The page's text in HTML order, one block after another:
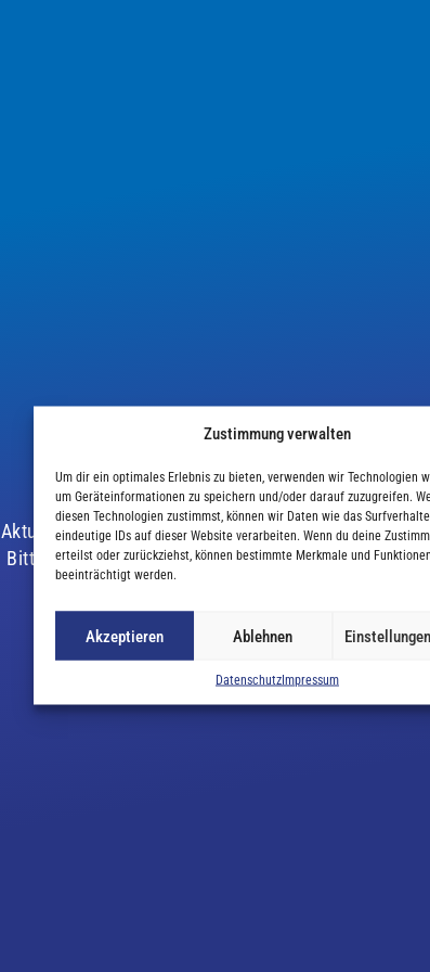
Zustimmung verwalten
Um dir ein optimales Erlebnis zu bieten, verwenden wir Technologien
um Geräteinformationen zu speichern und/oder darauf zuzugreifen.
diesen Technologien zustimmst, können wir Daten wie das
eindeutige IDs auf dieser Website verarbeiten. Wenn du deine
erteilst oder zurückziehst, können bestimmte Merkmale und Funktionen
beeinträchtigt werden.
Akzeptieren Ablehnen
DatenschutzImpressum
IN
Aktuell befindet sich die Female Leadership
Bitte schauen Sie zu einem späteren Zeitpunkt
KONTAKT